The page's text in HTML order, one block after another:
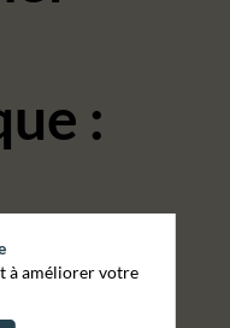
:
gaz
à améliorer votre